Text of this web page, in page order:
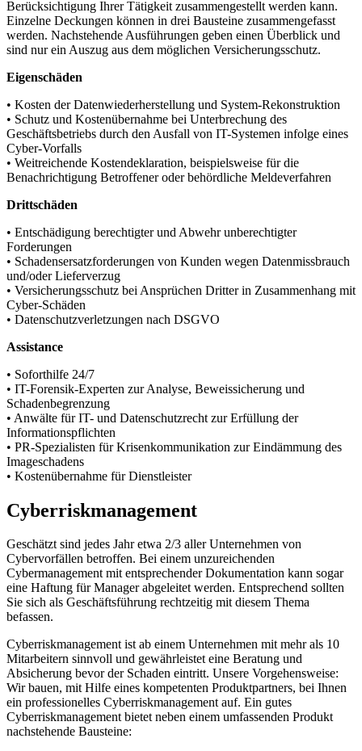
Berücksichtigung Ihrer Tätigkeit zusammengestellt werden kann.
Einzelne Deckungen können in drei Bausteine zusammengefasst
werden. Nachstehende Ausführungen geben einen Überblick und
sind nur ein Auszug aus dem möglichen Versicherungsschutz.
Eigenschäden
• Kosten der Datenwiederherstellung und System-Rekonstruktion
• Schutz und Kostenübernahme bei Unterbrechung des
Geschäftsbetriebs durch den Ausfall von IT-Systemen infolge eines
Cyber-Vorfalls
• Weitreichende Kostendeklaration, beispielsweise für die
Benachrichtigung Betroffener oder behördliche Meldeverfahren
Drittschäden
• Entschädigung berechtigter und Abwehr unberechtigter
Forderungen
• Schadensersatzforderungen von Kunden wegen Datenmissbrauch
und/oder Lieferverzug
• Versicherungsschutz bei Ansprüchen Dritter in Zusammenhang mit
Cyber-Schäden
• Datenschutzverletzungen nach DSGVO
Assistance
• Soforthilfe 24/7
• IT-Forensik-Experten zur Analyse, Beweissicherung und
Schadenbegrenzung
• Anwälte für IT- und Datenschutzrecht zur Erfüllung der
Informationspflichten
• PR-Spezialisten für Krisenkommunikation zur Eindämmung des
Imageschadens
• Kostenübernahme für Dienstleister
Cyberriskmanagement
Geschätzt sind jedes Jahr etwa 2/3 aller Unternehmen von
Cybervorfällen betroffen. Bei einem unzureichenden
Cybermanagement mit entsprechender Dokumentation kann sogar
eine Haftung für Manager abgeleitet werden. Entsprechend sollten
Sie sich als Geschäftsführung rechtzeitig mit diesem Thema
befassen.
Cyberriskmanagement ist ab einem Unternehmen mit mehr als 10
Mitarbeitern sinnvoll und gewährleistet eine Beratung und
Absicherung bevor der Schaden eintritt. Unsere Vorgehensweise:
Wir bauen, mit Hilfe eines kompetenten Produktpartners, bei Ihnen
ein professionelles Cyberriskmanagement auf. Ein gutes
Cyberriskmanagement bietet neben einem umfassenden Produkt
nachstehende Bausteine: